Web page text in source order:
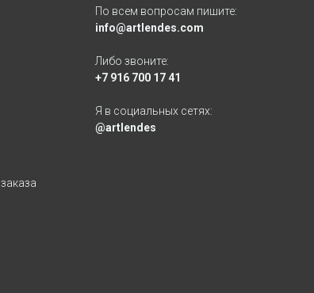
По всем вопросам пишите:
info@artlendes.com
Либо звоните:
+7 916 700 17 41
Я в социальных сетях:
@artlendes